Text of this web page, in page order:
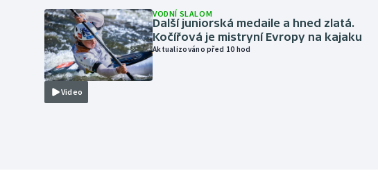
Video
VODNÍ SLALOM
Další juniorská medaile a hned zlatá.
Kočířová je mistryní Evropy na kajaku
Aktualizováno před 10 hod